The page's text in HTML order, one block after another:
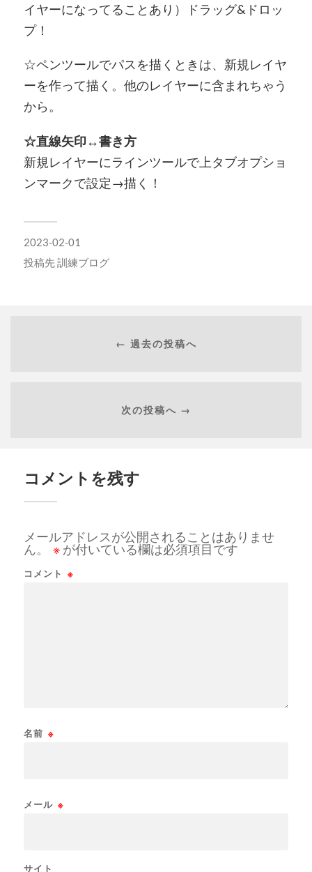
イヤーになってることあり）ドラッグ&ドロッ
プ！
☆ペンツールでパスを描くときは、新規レイヤ
ーを作って描く。他のレイヤーに含まれちゃう
から。
☆直線矢印↔︎書き方
新規レイヤーにラインツールで上タブオプショ
ンマークで設定→描く！
2023-02-01
投稿先訓練ブログ
← 過去の投稿へ
次の投稿へ →
コメントを残す
メールアドレスが公開されることはありませ
ん。
※ が付いている欄は必須項目です
コメント ※
名前 ※
メール ※
サイト